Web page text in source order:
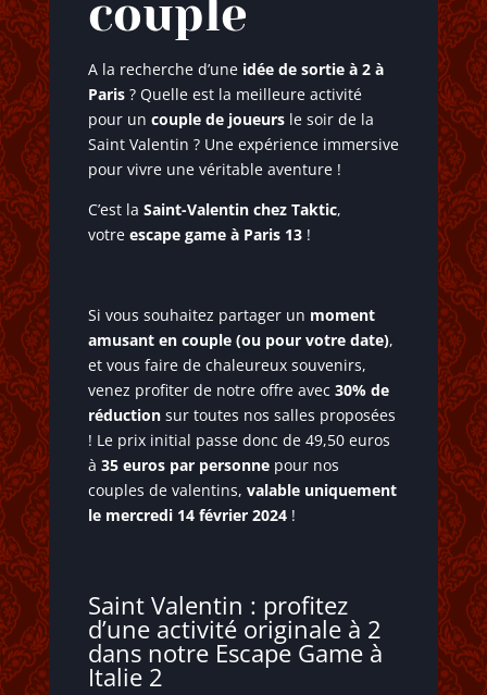
couple
A la recherche d’une idée de sortie à 2 à
Paris? Quelle est la meilleure activité
pour un couple de joueursle soir de la
Saint Valentin ? Une expérience immersive
pour vivre une véritable aventure !
C’est la Saint-Valentin chez Taktic,
votre escape game à Paris 13!
Si vous souhaitez partager un moment
amusant en couple (ou pour votre date),
et vous faire de chaleureux souvenirs,
venez profiter de notre offre avec 30% de
réductionsur toutes nos salles proposées
! Le prix initial passe donc de 49,50 euros
à 35 euros par personnepour nos
couples de valentins, valable uniquement
le mercredi 14 février 2024!
Saint Valentin : profitez
d’une activité originale à 2
dans notre Escape Game à
Italie 2